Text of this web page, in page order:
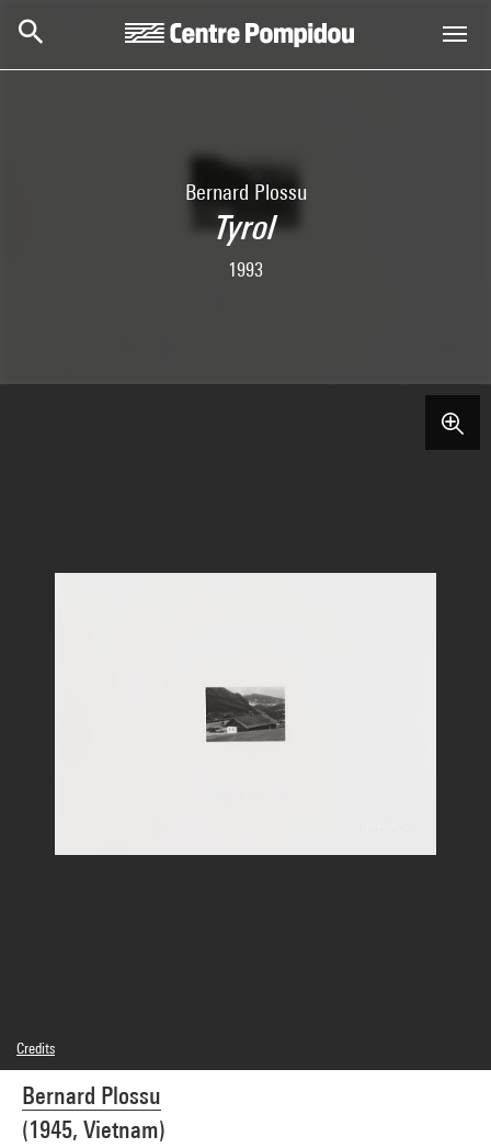
Bernard Plossu
Tyrol
1993
Bernard Plossu
(1945, Vietnam)
Credits
© Bernard Plossu
Photo credits : Centre Pompidou, MNAM-CCI/Georges Meguerditchian/Dist.
GrandPalaisRmn
Image reference : 4N62311